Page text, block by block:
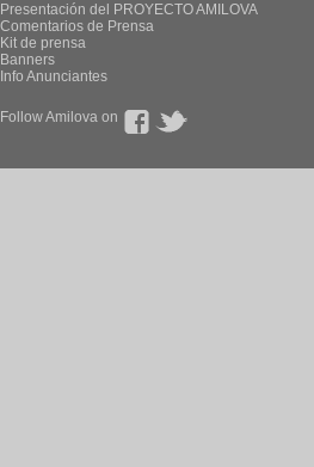
Presentación del PROYECTO AMILOVA
Comentarios de Prensa
Kit de prensa
Banners
Info Anunciantes
Follow Amilova on